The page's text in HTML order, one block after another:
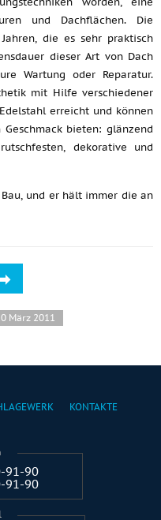
und Dachflächen. Die
die es sehr praktisch
dieser Art von Dach
Wartung oder Reparatur.
mit Hilfe verschiedener
erreicht und können
bieten: glänzend
dekorative und
und er hält immer die an
März 2011
KONTAKTE
91-90
91-90